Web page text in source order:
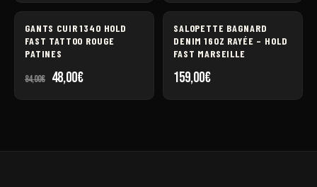
GANTS CUIR 1340 HOLD
FAST TATTOO ROUGE
PATINES
84,00€
Le
prix
était :
48,00€Le
prix
est :
HOLDFAST
SALOPETTE BAGNARD
DENIM 16OZ RAYÉE – HOLD
FAST MARSEILLE
159,00€